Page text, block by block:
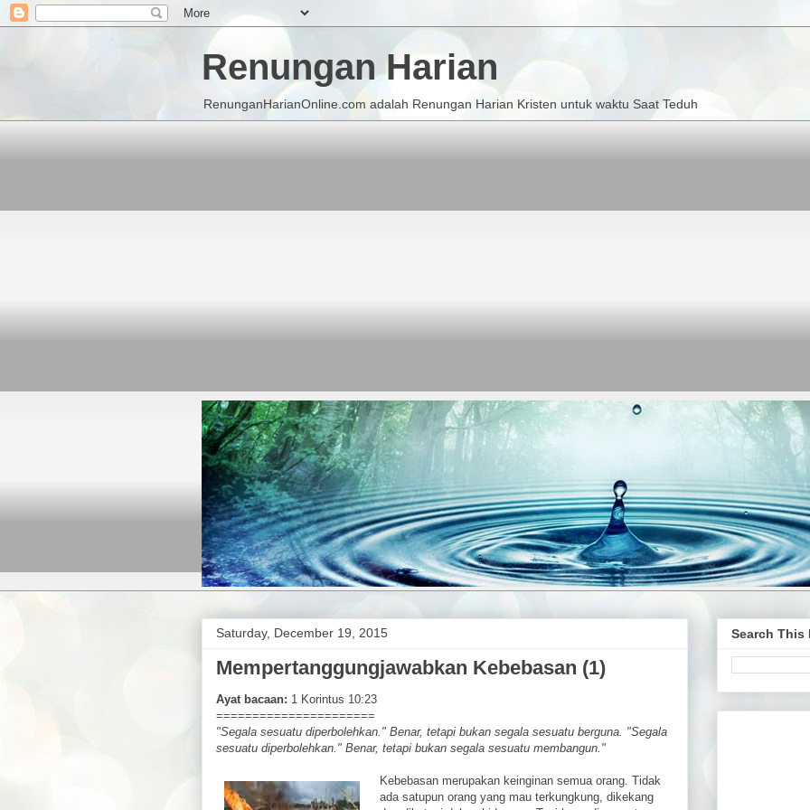
Renungan Harian
RenunganHarianOnline.com adalah Renungan Harian Kristen untuk waktu Saat Teduh
Saturday, December 19, 2015
Mempertanggungjawabkan Kebebasan (1)
Ayat bacaan: 1 Korintus 10:23
======================
"Segala sesuatu diperbolehkan." Benar, tetapi bukan segala sesuatu berguna. "Segala
sesuatu diperbolehkan." Benar, tetapi bukan segala sesuatu membangun."
Kebebasan merupakan keinginan semua orang. Tidak
ada satupun orang yang mau terkungkung, dikekang
Search This